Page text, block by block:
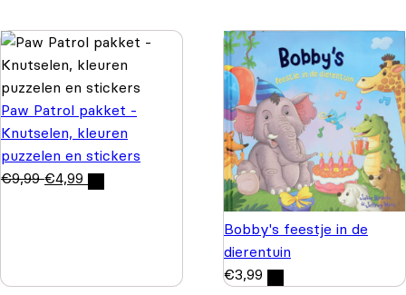
Paw Patrol pakket -
Knutselen, kleuren
puzzelen en stickers
€9,99 €4,99
Bobby's feestje in de
dierentuin
€3,99